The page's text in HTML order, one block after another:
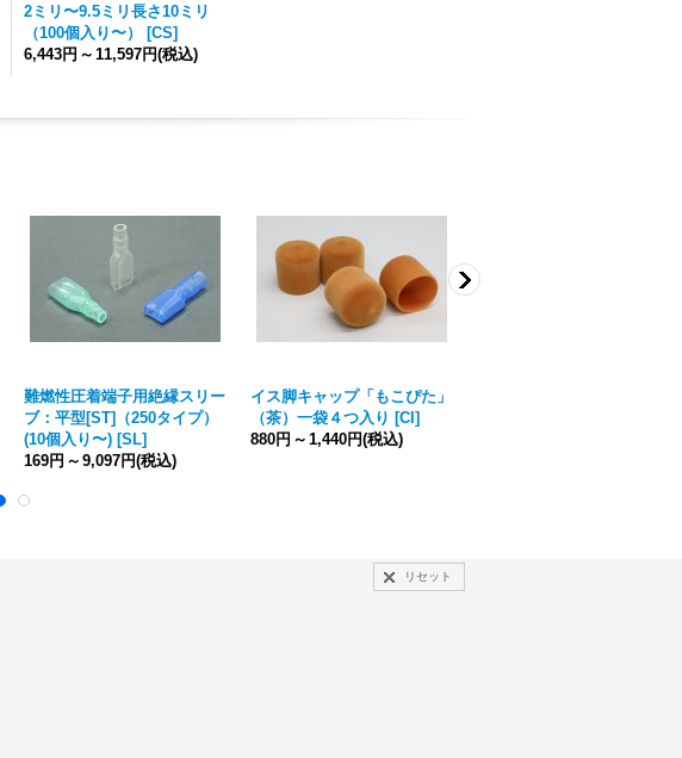
2ミリ〜9.5ミリ長さ10ミリ
（100個入り〜）
[CS]
6,443円 ～ 11,597円(税込)
難燃性圧着端子用絶縁スリー
ブ：平型[ST]（250タイプ）
(10個入り〜) [SL]
169円 ～ 9,097円(税込)
イス脚キャップ「もこぴた」
（茶）一袋４つ入り [CI]
880円 ～ 1,440円(税込)
リセット